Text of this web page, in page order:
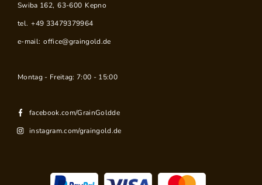
Swiba 162, 63-600 Kepno
tel. +49 33479379964
e-mail: office@graingold.de
Montag - Freitag: 7:00 - 15:00
facebook.com/GrainGoldde
instagram.com/graingold.de